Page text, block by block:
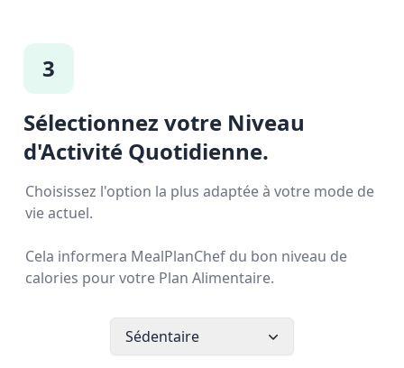
3
Sélectionnez votre Niveau
d'Activité Quotidienne.
Choisissez l'option la plus adaptée à votre mode de
vie actuel.
Cela informera MealPlanChef du bon niveau de
calories pour votre Plan Alimentaire.
Sédentaire